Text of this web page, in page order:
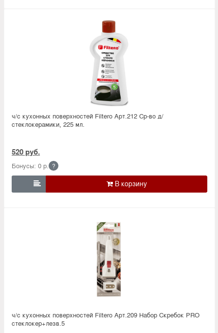
ч/с кухонных поверхностей Filtero Арт.212 Ср-во д/
стеклокерамики, 225 мл.
520 руб.
Бонусы: 0 р. ?

ч/с кухонных поверхностей Filtero Арт.209 Набор Скребок PRO
стеклокер+лезв.5